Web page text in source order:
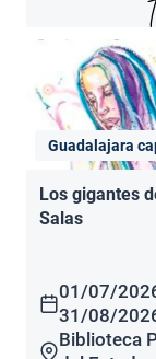
Guadalajara
Los gigantes
Salas
01/07/
31/08/
Biblioteca